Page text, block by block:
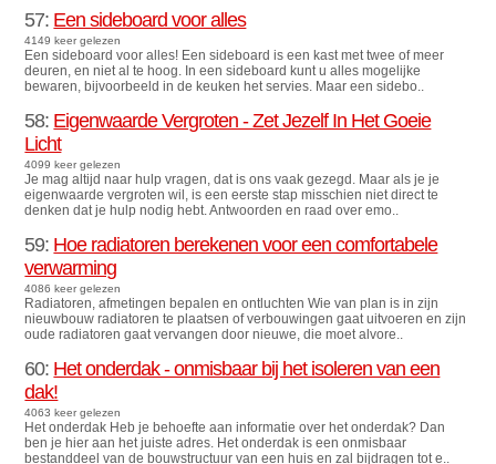
57: Een sideboard voor alles
4149 keer gelezen
Een sideboard voor alles! Een sideboard is een kast met twee of meer
deuren, en niet al te hoog. In een sideboard kunt u alles mogelijke
bewaren, bijvoorbeeld in de keuken het servies. Maar een sidebo..
58: Eigenwaarde Vergroten - Zet Jezelf In Het Goeie
Licht
4099 keer gelezen
Je mag altijd naar hulp vragen, dat is ons vaak gezegd. Maar als je je
eigenwaarde vergroten wil, is een eerste stap misschien niet direct te
denken dat je hulp nodig hebt. Antwoorden en raad over emo..
59: Hoe radiatoren berekenen voor een comfortabele
verwarming
4086 keer gelezen
Radiatoren, afmetingen bepalen en ontluchten Wie van plan is in zijn
nieuwbouw radiatoren te plaatsen of verbouwingen gaat uitvoeren en zijn
oude radiatoren gaat vervangen door nieuwe, die moet alvore..
60: Het onderdak - onmisbaar bij het isoleren van een
dak!
4063 keer gelezen
Het onderdak Heb je behoefte aan informatie over het onderdak? Dan
ben je hier aan het juiste adres. Het onderdak is een onmisbaar
bestanddeel van de bouwstructuur van een huis en zal bijdragen tot e..